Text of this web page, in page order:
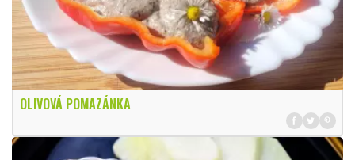
OLIVOVÁ POMAZÁNKA